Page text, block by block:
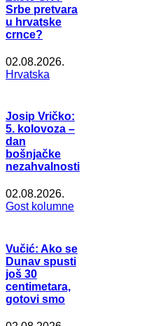
Srbe pretvara
u hrvatske
crnce?
02.08.2026.
Hrvatska
Josip Vričko:
5. kolovoza –
dan
bošnjačke
nezahvalnosti
02.08.2026.
Gost kolumne
Vučić: Ako se
Dunav spusti
još 30
centimetara,
gotovi smo